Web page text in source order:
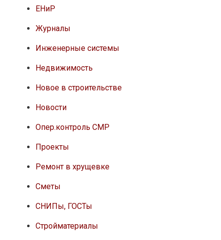
ЕНиР
Журналы
Инженерные системы
Недвижимость
Новое в строительстве
Новости
Опер.контроль СМР
Проекты
Ремонт в хрущевке
Сметы
СНИПы, ГОСТы
Стройматериалы